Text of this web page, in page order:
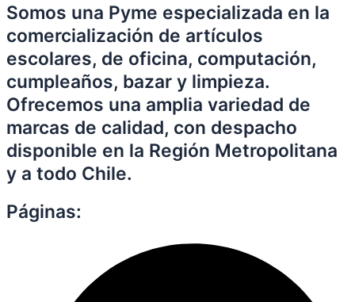
Somos una Pyme especializada en la
comercialización de artículos
escolares, de oficina, computación,
cumpleaños, bazar y limpieza.
Ofrecemos una amplia variedad de
marcas de calidad, con despacho
disponible en la Región Metropolitana
y a todo Chile.
Páginas: